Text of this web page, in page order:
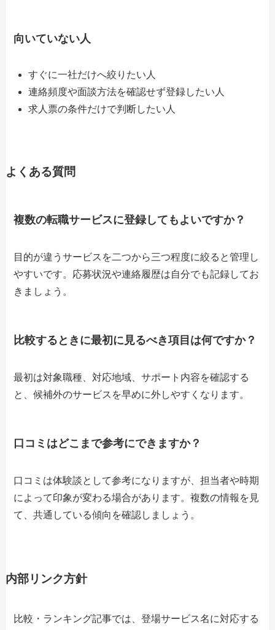
向いていない人
すぐに一社だけへ絞りたい人
連絡頻度や面談方法を確認せず登録したい人
求人票の条件だけで判断したい人
よくある質問
複数の転職サービスに登録してもよいですか？
目的が違うサービスを二つから三つ程度に絞ると管理し
やすいです。応募状況や連絡履歴は自分でも記録してお
きましょう。
比較するときに最初に見るべき項目は何ですか？
最初は対象職種、対応地域、サポート内容を確認する
と、候補外のサービスを早めに外しやすくなります。
口コミはどこまで参考にできますか？
口コミは体験談として参考になりますが、担当者や時期
によって印象が変わる場合があります。複数の情報を見
て、共通している傾向を確認しましょう。
内部リンク方針
比較・ランキング記事では、登場サービス名に対応する